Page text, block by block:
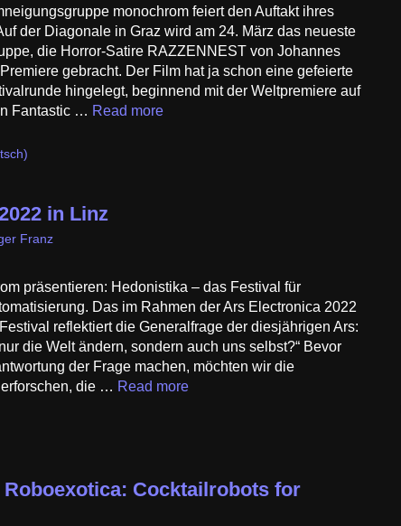
monochrom feiert den Auftakt ihres
der Diagonale in Graz wird am 24. März das neueste
die Horror-Satire RAZZENNEST von Johannes
gebracht. Der Film hat ja schon eine gefeierte
hingelegt, beginnend mit der Weltpremiere auf
Fantastic … Read more
in Linz
Franz
präsentieren: Hedonistika – das Festival für
Das im Rahmen der Ars Electronica 2022
reflektiert die Generalfrage der diesjährigen Ars:
die Welt ändern, sondern auch uns selbst?“ Bevor
der Frage machen, möchten wir die
die … Read more
Roboexotica: Cocktailrobots for